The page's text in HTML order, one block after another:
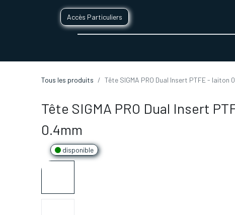
Accès Particuliers
Tous les produits Tête SIGMA PRO Dual Insert PTFE - laiton
Tête SIGMA PRO Dual Insert
0.4mm
disponible